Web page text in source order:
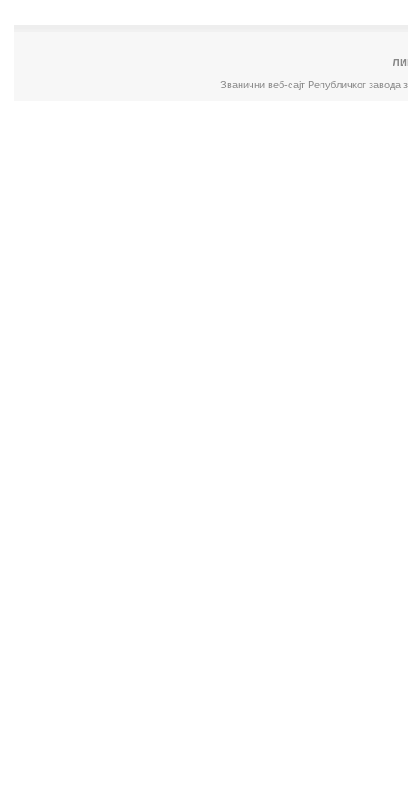
Званични веб-сајт Републичког